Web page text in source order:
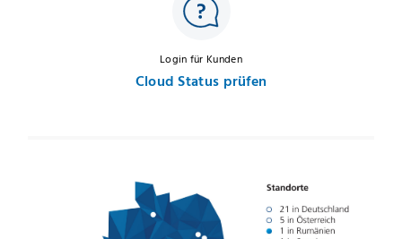
Login für Kunden
Cloud Status prüfen